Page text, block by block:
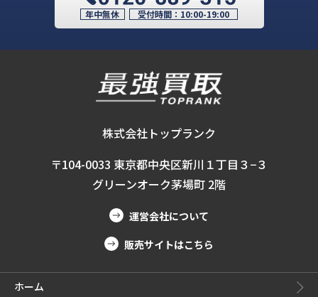
年中無休 受付時間： 10:00-19:00
株式会社トップランク
〒104-0033 東京都中央区新川１丁目３−３
グリーンオーク茅場町 2階
運営会社について
販売サイトはこちら
ホーム